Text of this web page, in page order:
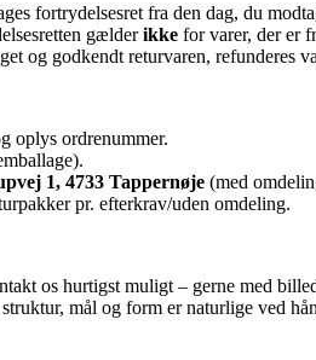
fortrydelsesret fra den dag, du
gælderikke for varer, der er
og godkendt returvaren, refunderes
oplys ordrenummer.
1, 4733 Tappernøje (med
pr. efterkrav/uden omdeling.
os hurtigst muligt – gerne med
mål og form er naturlige ved